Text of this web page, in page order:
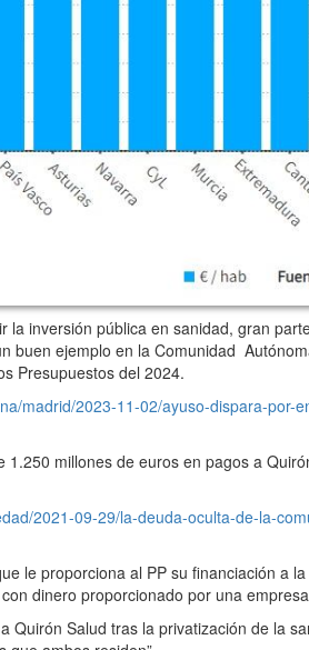
inversión pública en sanidad, gran
buen ejemplo en la Comunidad
Presupuestos del 2024.
madrid/2023-11-02/ayuso-dispara-
millones de euros en pagos a
2021-09-29/la-deuda-oculta-de-la-
le proporciona al PP su financiación a
dinero proporcionado por una
Quirón Salud tras la privatización de la